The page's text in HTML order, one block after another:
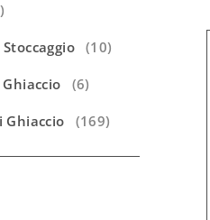
(10)
(6)
Ghiaccio (169)